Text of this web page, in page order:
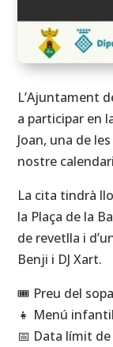
L’Ajuntament
a participar en
Joan, una de
nostre
La cita tindrà
la Plaça de la
de revetlla i
Benji i DJ Xart.
🎟️ Preu del
👧 Menú
📅 Data límit